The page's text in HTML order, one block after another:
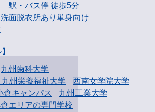
駅・バス停 徒歩5分
洗面脱衣所あり単身向け
】
九州歯科大学
九州栄養福祉大学
西南女学院大学
倉キャンパス
九州工業大学
エリアの専門学校